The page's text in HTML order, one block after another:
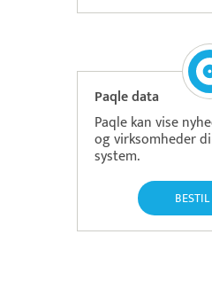
Paqle data
Paqle kan vise
og virksomheder
system.